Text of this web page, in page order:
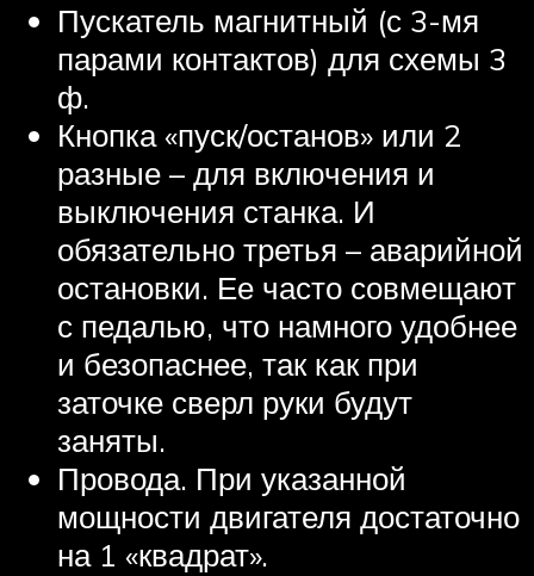
Пускатель магнитный (с 3-мя
парами контактов) для схемы 3
ф.
Кнопка «пуск/останов» или 2
разные – для включения и
выключения станка. И
обязательно третья – аварийной
остановки. Ее часто совмещают
с педалью, что намного удобнее
и безопаснее, так как при
заточке сверл руки будут
заняты.
Провода. При указанной
мощности двигателя достаточно
на 1 «квадрат».